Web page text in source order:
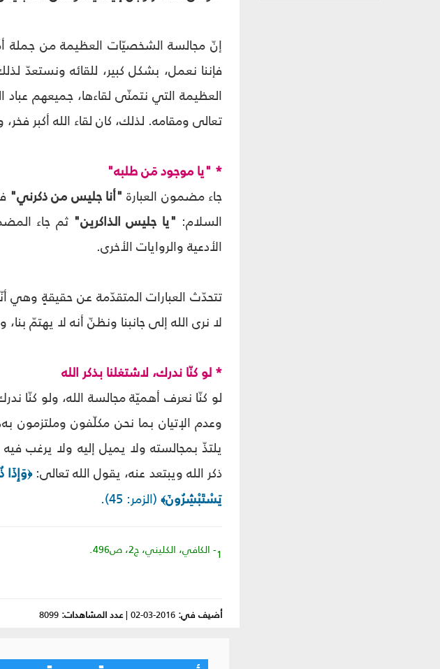
إنّ مجالسة الشخصيّات العظيمة من جملة
فإننا نعمل، بشكل كبير، للقائه ونستعدّ
العظيمة التي نتمنّى لقاءها، جميعهم
تعالى ومقامه. لذلك، كان لقاء الله أكبر
* "يا موجود مَن طلبه"
جاء مضمون العبارة "أنا جليس من ذكرني"
السلام: "يا جليس الذاكرين" ثم جاء
الأدعية والروايات الأخرى.
تتحدّث العبارات المتقدّمة عن حقيقةٍ وهي
لا نرى الله إلى جانبنا ونظنّ أنه لا يهتمّ بنا،
* لو كنّا ندرك، لاشتغلنا بذكر الله
لو كنّا نعرف أهميّة مجالسة الله، ولو كنّا
وعدم الإتيان بما نحن مكلّفون وملتزمون
يلتذّ بمجالسته ولا يميل إليه ولا يرغب
ذكر الله ويبتعد عنه، يقول الله تعالى:﴿
يَسْتَبْشِرُونَ﴾ (الزمر: 45).
1- الكافي، الكليني، ج2، ص496.
أضيف في: 2016-03-02
|عدد المشاهدات: 8099